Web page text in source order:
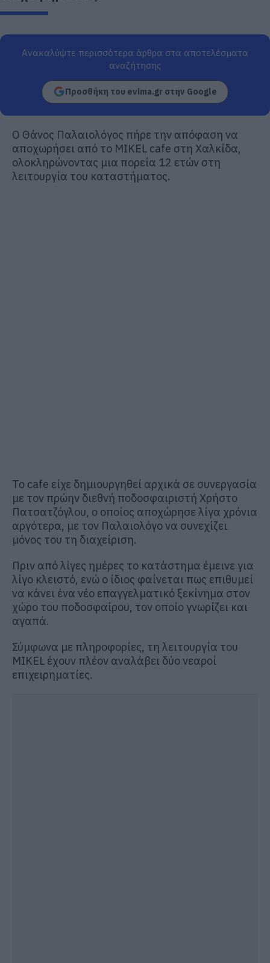
Ανακαλύψτε περισσότερα άρθρα στα αποτελέσματα
αναζήτησης
Προσθήκη του evima.gr στην Google
Ο Θάνος Παλαιολόγος πήρε την απόφαση να
αποχωρήσει από το MIKEL cafe στη Χαλκίδα,
ολοκληρώνοντας μια πορεία 12 ετών στη
λειτουργία του καταστήματος.
Το cafe είχε δημιουργηθεί αρχικά σε συνεργασία
με τον πρώην διεθνή ποδοσφαιριστή Χρήστο
Πατσατζόγλου, ο οποίος αποχώρησε λίγα χρόνια
αργότερα, με τον Παλαιολόγο να συνεχίζει
μόνος του τη διαχείριση.
Πριν από λίγες ημέρες το κατάστημα έμεινε για
λίγο κλειστό, ενώ ο ίδιος φαίνεται πως επιθυμεί
να κάνει ένα νέο επαγγελματικό ξεκίνημα στον
χώρο του ποδοσφαίρου, τον οποίο γνωρίζει και
αγαπά.
Σύμφωνα με πληροφορίες, τη λειτουργία του
MIKEL έχουν πλέον αναλάβει δύο νεαροί
επιχειρηματίες.